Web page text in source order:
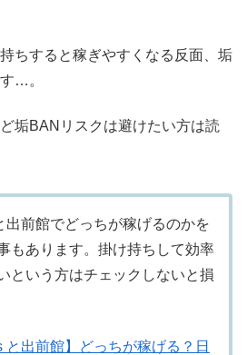
ちすると稼ぎやすくなる反面、垢
…。
垢BANリスクは避けたい方は読
出前館でどっちが稼げるのかを
もあります。掛け持ちして効率
という方はチェックしないと損
と出前館】どっちが稼げる？日